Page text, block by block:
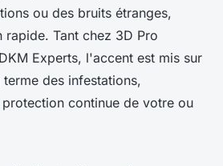
ou des bruits étranges,
rapide. Tant chez 3D Pro
Experts, l'accent est mis sur
des infestations,
continue de votre ou